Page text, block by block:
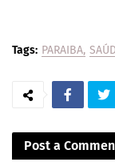
Tags: PARAIBA
Post a